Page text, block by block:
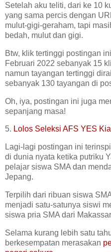
Setelah aku teliti, dari ke 10
yang sama percis dengan
mulut-gigi-geraham, tapi
bedah, mulut dan gigi.
Btw, klik tertinggi postingan
Februari 2022 sebanyak 15
namun tayangan tertinggi
sebanyak 130 tayangan di
Oh, iya, postingan ini juga
sepanjang masa!
5. Lolos Seleksi AFS YES
Lagi-lagi postingan ini
di dunia nyata ketika putriku
pelajar siswa SMA dan
Jepang.
Terpilih dari ribuan siswa
menjadi satu-satunya siswi
siswa pria SMA dari
Selama kurang lebih satu
berkesempatan merasakan